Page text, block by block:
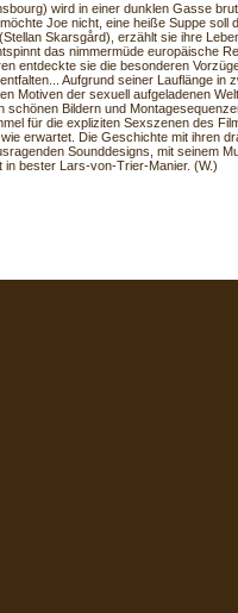
wird in einer dunklen Gasse
Joe nicht, eine heiße Suppe soll
Skarsgård), erzählt sie ihre
das nimmermüde europäische
entdeckte sie die besonderen
Aufgrund seiner Lauflänge in
Motiven der sexuell aufgeladenen
schönen Bildern und
für die expliziten Sexszenen des
erwartet. Die Geschichte mit ihren
Sounddesigns, mit seinem
bester Lars-von-Trier-Manier. (W.)